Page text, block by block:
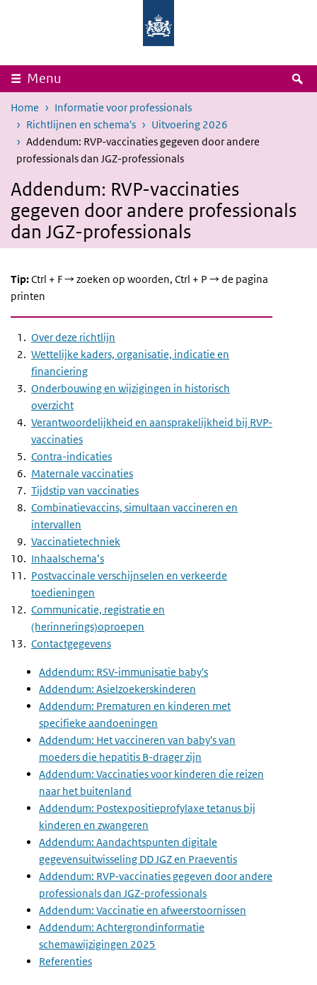
Overslaan en naar de inhoud gaan
Menu
Home
Informatie voor professionals
Richtlijnen en schema's
Uitvoering 2026
Addendum: RVP-vaccinaties gegeven door andere
professionals dan JGZ-professionals
Addendum: RVP-vaccinaties
gegeven door andere professionals
dan JGZ-professionals
Tip:Ctrl + F → zoeken op woorden, Ctrl + P → de pagina
printen
Over deze richtlijn
Wettelijke kaders, organisatie, indicatie en
financiering
Onderbouwing en wijzigingen in historisch
overzicht
Verantwoordelijkheid en aansprakelijkheid bij RVP-
vaccinaties
Contra-indicaties
Maternale vaccinaties
Tijdstip van vaccinaties
Combinatievaccins, simultaan vaccineren en
intervallen
Vaccinatietechniek
Inhaalschema’s
Postvaccinale verschijnselen en verkeerde
toedieningen
Communicatie, registratie en
(herinnerings)oproepen
Contactgegevens
Addendum: RSV-immunisatie baby's
Addendum: Asielzoekerskinderen
Addendum: Prematuren en kinderen met
specifieke aandoeningen
Addendum: Het vaccineren van baby's van
moeders die hepatitis B-drager zijn
Addendum: Vaccinaties voor kinderen die reizen
naar het buitenland
Addendum: Postexpositieprofylaxe tetanus bij
kinderen en zwangeren
Addendum: Aandachtspunten digitale
gegevensuitwisseling DD JGZ en Praeventis
Addendum: RVP-vaccinaties gegeven door andere
professionals dan JGZ-professionals
Addendum: Vaccinatie en afweerstoornissen
Addendum: Achtergrondinformatie
schemawijzigingen 2025
Referenties